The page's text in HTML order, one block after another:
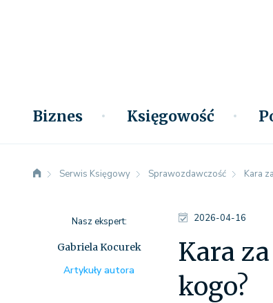
Biznes Księgowość
Serwis Księgowy Sprawozdawczość Kara
2026-04-16
Kara
kogo?
Nasz ekspert:
Gabriela Kocurek
Artykuły autora